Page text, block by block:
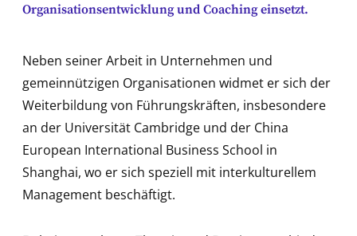
Organisationsentwicklung und Coaching einsetzt.
Neben seiner Arbeit in Unternehmen und
gemeinnützigen Organisationen widmet er sich der
Weiterbildung von Führungskräften, insbesondere
an der Universität Cambridge und der China
European International Business School in
Shanghai, wo er sich speziell mit interkulturellem
Management beschäftigt.